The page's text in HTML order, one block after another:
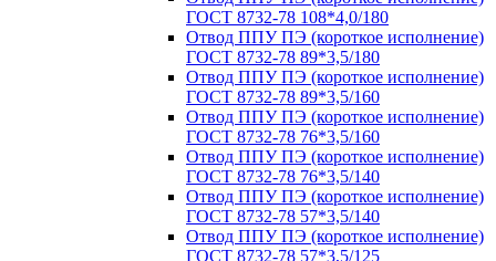
ГОСТ 8732-78 108*4,0/180
Отвод ППУ ПЭ (короткое исполнение)
ГОСТ 8732-78 89*3,5/180
Отвод ППУ ПЭ (короткое исполнение)
ГОСТ 8732-78 89*3,5/160
Отвод ППУ ПЭ (короткое исполнение)
ГОСТ 8732-78 76*3,5/160
Отвод ППУ ПЭ (короткое исполнение)
ГОСТ 8732-78 76*3,5/140
Отвод ППУ ПЭ (короткое исполнение)
ГОСТ 8732-78 57*3,5/140
Отвод ППУ ПЭ (короткое исполнение)
ГОСТ 8732-78 57*3,5/125